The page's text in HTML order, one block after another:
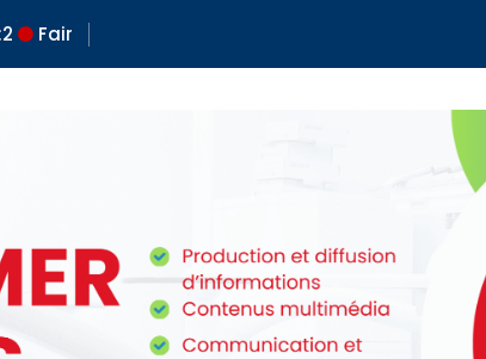
2 Fair